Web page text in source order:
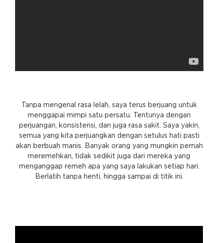
Tanpa mengenal rasa lelah, saya terus berjuang untuk
menggapai mimpi satu persatu. Tentunya dengan
perjuangan, konsistensi, dan juga rasa sakit. Saya yakin,
semua yang kita perjuangkan dengan setulus hati pasti
akan berbuah manis. Banyak orang yang mungkin pernah
meremehkan, tidak sedikit juga dari mereka yang
menganggap remeh apa yang saya lakukan setiap hari.
Berlatih tanpa henti, hingga sampai di titik ini.